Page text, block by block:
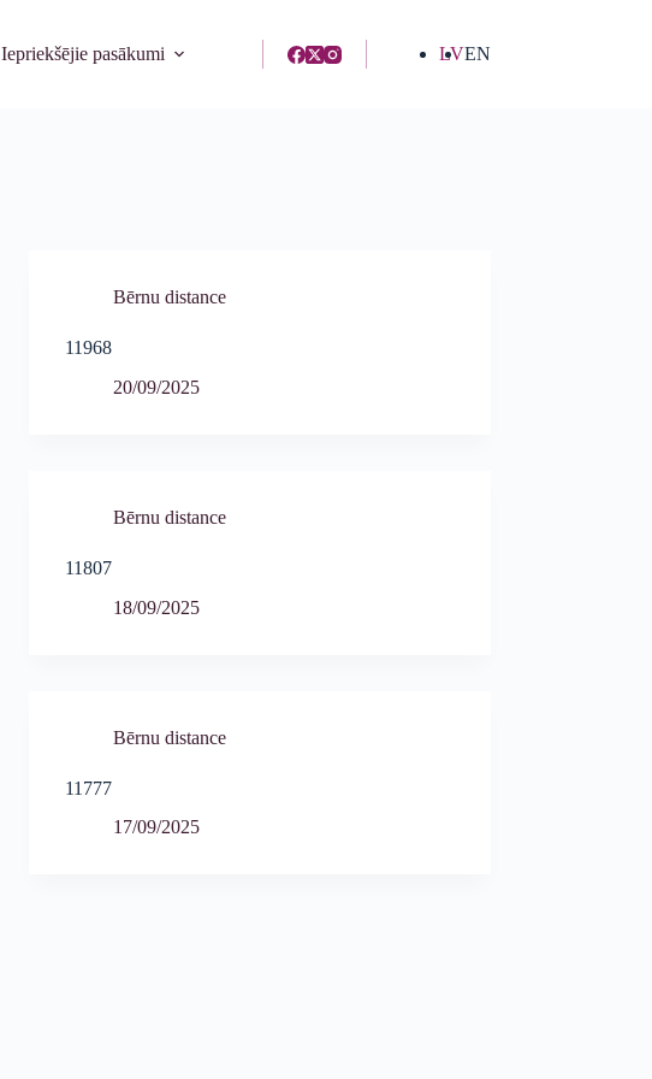
Iepriekšējie pasākumi LVEN
Bērnu distance
11968
20/09/2025
Bērnu distance
11807
18/09/2025
Bērnu distance
11777
17/09/2025